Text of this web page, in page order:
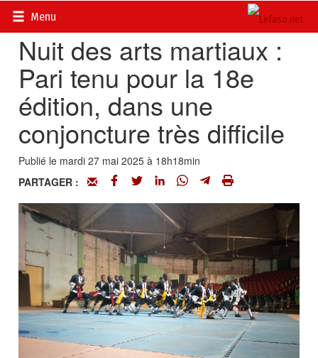
Menu
Accueil>
Nuit des arts martiaux :
Pari tenu pour la 18e
édition, dans une
conjoncture très difficile
Publié le mardi 27 mai 2025 à 18h18min
PARTAGER :